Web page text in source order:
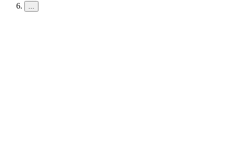
...